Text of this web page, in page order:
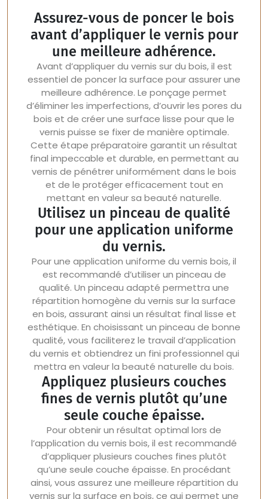
Assurez-vous de poncer le bois
avant d’appliquer le vernis pour
une meilleure adhérence.
Avant d’appliquer du vernis sur du bois, il est
essentiel de poncer la surface pour assurer une
meilleure adhérence. Le ponçage permet
d’éliminer les imperfections, d’ouvrir les pores du
bois et de créer une surface lisse pour que le
vernis puisse se fixer de manière optimale.
Cette étape préparatoire garantit un résultat
final impeccable et durable, en permettant au
vernis de pénétrer uniformément dans le bois
et de le protéger efficacement tout en
mettant en valeur sa beauté naturelle.
Utilisez un pinceau de qualité
pour une application uniforme
du vernis.
Pour une application uniforme du vernis bois, il
est recommandé d’utiliser un pinceau de
qualité. Un pinceau adapté permettra une
répartition homogène du vernis sur la surface
en bois, assurant ainsi un résultat final lisse et
esthétique. En choisissant un pinceau de bonne
qualité, vous faciliterez le travail d’application
du vernis et obtiendrez un fini professionnel qui
mettra en valeur la beauté naturelle du bois.
Appliquez plusieurs couches
fines de vernis plutôt qu’une
seule couche épaisse.
Pour obtenir un résultat optimal lors de
l’application du vernis bois, il est recommandé
d’appliquer plusieurs couches fines plutôt
qu’une seule couche épaisse. En procédant
ainsi, vous assurez une meilleure répartition du
vernis sur la surface en bois, ce qui permet une